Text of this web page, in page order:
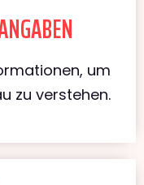
um
zu verstehen.